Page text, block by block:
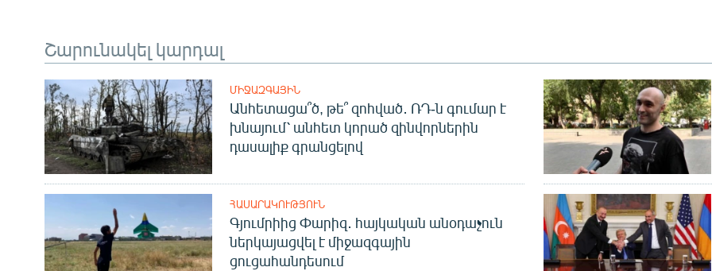
Շարունակել կարդալ
ՄԻՋԱԶԳԱՅԻՆ
Անհետացա՞ծ, թե՞ զոհված․ ՌԴ-ն գումար է
խնայում՝ անհետ կորած զինվորներին
դասալիք գրանցելով
ՀԱՍԱՐԱԿՈՒԹՅՈՒՆ
Գյումրիից Փարիզ․ հայկական անօդաչուն
ներկայացվել է միջազգային
ցուցահանդեսում